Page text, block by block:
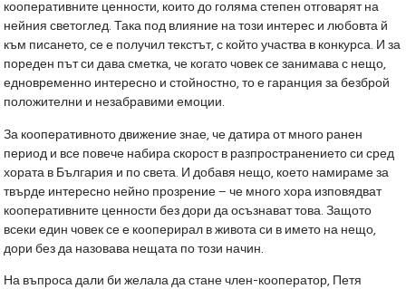
кооперативните ценности, които до голяма степен отговарят на
нейния светоглед. Така под влияние на този интерес и любовта й
към писането, се е получил текстът, с който участва в конкурса. И за
пореден път си дава сметка, че когато човек се занимава с нещо,
едновременно интересно и стойностно, то е гаранция за безброй
положителни и незабравими емоции.
За кооперативното движение знае, че датира от много ранен
период и все повече набира скорост в разпространението си сред
хората в България и по света. И добавя нещо, което намираме за
твърде интересно нейно прозрение – че много хора изповядват
кооперативните ценности без дори да осъзнават това. Защото
всеки един човек се е кооперирал в живота си в името на нещо,
дори без да назовава нещата по този начин.
На въпроса дали би желала да стане член-кооператор, Петя